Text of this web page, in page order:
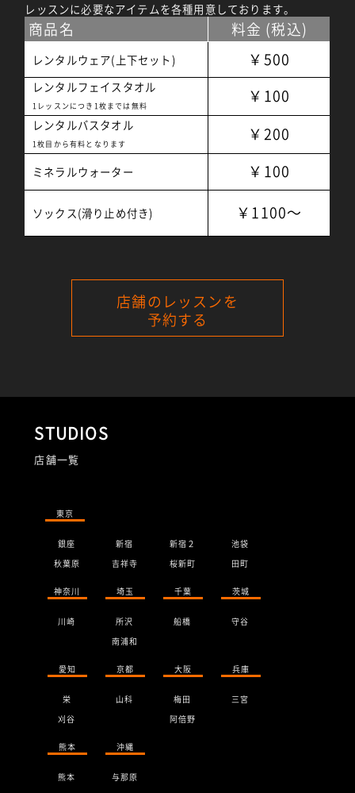
レッスンに必要なアイテムを各種用意しております。
商品名 料金 (税込)
レンタルウェア(上下セット) ￥500
レンタルフェイスタオル
1レッスンにつき1枚までは無料 ￥100
レンタルバスタオル
1枚目から有料となります ￥200
ミネラルウォーター ￥100
ソックス(滑り止め付き) ￥1100～
店舗のレッスンを
予約する
STUDIOS
店舗一覧
東京
銀座 新宿 新宿２
池袋
秋葉原
吉祥寺 桜新町 田町
神奈川 埼玉 千葉 茨城
川崎 所沢 船橋
守谷
南浦和
愛知 京都 大阪 兵庫
栄 山科 梅田
三宮
刈谷
阿倍野
熊本 沖縄
熊本
与那原